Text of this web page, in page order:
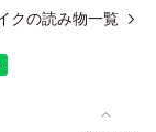
クの読み物一覧